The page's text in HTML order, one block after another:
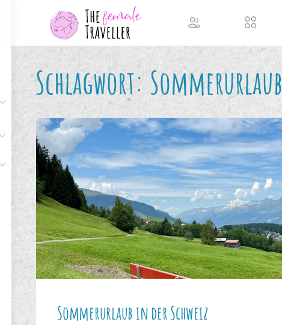
Schlagwort:Sommerurlaub
Sommerurlaub in der Schweiz